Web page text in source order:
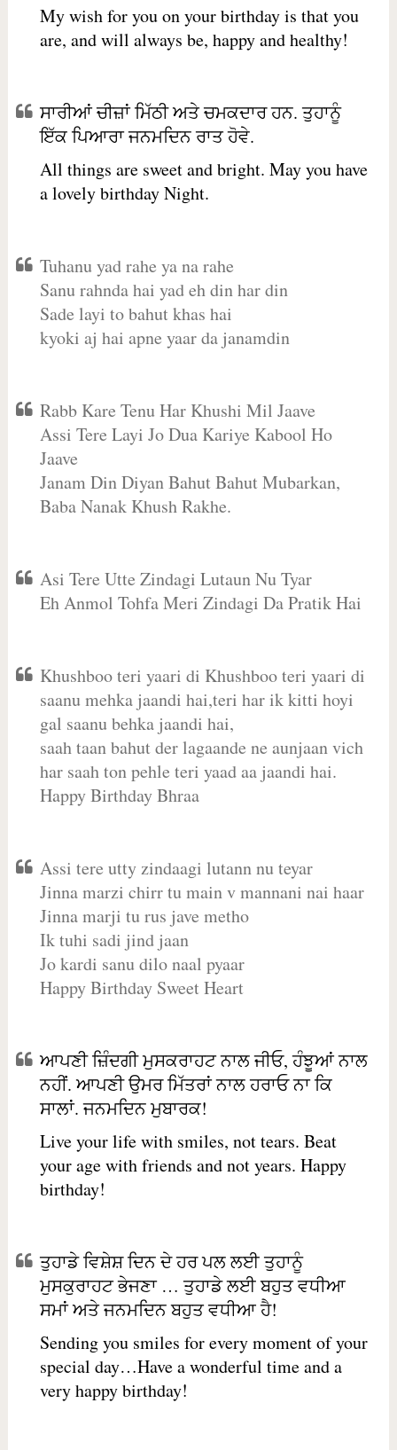
My wish for you on your birthday is that you
are, and will always be, happy and healthy!
ਸਾਰੀਆਂ ਚੀਜ਼ਾਂ ਮਿੱਠੀ ਅਤੇ ਚਮਕਦਾਰ ਹਨ. ਤੁਹਾਨੂੰ
ਇੱਕ ਪਿਆਰਾ ਜਨਮਦਿਨ ਰਾਤ ਹੋਵੇ.
All things are sweet and bright. May you have
a lovely birthday Night.
Tuhanu yad rahe ya na rahe
Sanu rahnda hai yad eh din har din
Sade layi to bahut khas hai
kyoki aj hai apne yaar da janamdin
Rabb Kare Tenu Har Khushi Mil Jaave
Assi Tere Layi Jo Dua Kariye Kabool Ho
Jaave
Janam Din Diyan Bahut Bahut Mubarkan,
Baba Nanak Khush Rakhe.
Asi Tere Utte Zindagi Lutaun Nu Tyar
Eh Anmol Tohfa Meri Zindagi Da Pratik Hai
Khushboo teri yaari di Khushboo teri yaari di
saanu mehka jaandi hai,teri har ik kitti hoyi
gal saanu behka jaandi hai,
saah taan bahut der lagaande ne aunjaan vich
har saah ton pehle teri yaad aa jaandi hai.
Happy Birthday Bhraa
Assi tere utty zindaagi lutann nu teyar
Jinna marzi chirr tu main v mannani nai haar
Jinna marji tu rus jave metho
Ik tuhi sadi jind jaan
Jo kardi sanu dilo naal pyaar
Happy Birthday Sweet Heart
ਆਪਣੀ ਜ਼ਿੰਦਗੀ ਮੁਸਕਰਾਹਟ ਨਾਲ ਜੀਓ, ਹੰਝੂਆਂ ਨਾਲ
ਨਹੀਂ. ਆਪਣੀ ਉਮਰ ਮਿੱਤਰਾਂ ਨਾਲ ਹਰਾਓ ਨਾ ਕਿ
ਸਾਲਾਂ. ਜਨਮਦਿਨ ਮੁਬਾਰਕ!
Live your life with smiles, not tears. Beat
your age with friends and not years. Happy
birthday!
ਤੁਹਾਡੇ ਵਿਸ਼ੇਸ਼ ਦਿਨ ਦੇ ਹਰ ਪਲ ਲਈ ਤੁਹਾਨੂੰ
ਮੁਸਕੁਰਾਹਟ ਭੇਜਣਾ … ਤੁਹਾਡੇ ਲਈ ਬਹੁਤ ਵਧੀਆ
ਸਮਾਂ ਅਤੇ ਜਨਮਦਿਨ ਬਹੁਤ ਵਧੀਆ ਹੈ!
Sending you smiles for every moment of your
special day…Have a wonderful time and a
very happy birthday!